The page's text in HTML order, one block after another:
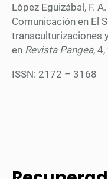
López Eguizábal, F.
Comunicación en El
transculturizaciones
en Revista Pangea,
ISSN: 2172 – 3168